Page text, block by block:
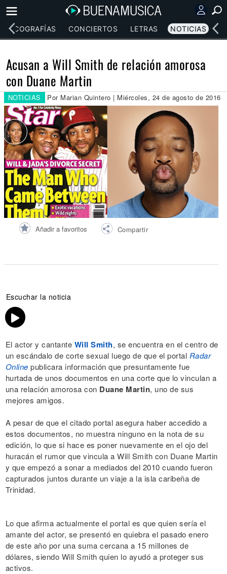
DISCOGRAFÍAS CONCIERTOS LETRAS NOTICIAS
Acusan a Will Smith de relación amorosa
con Duane Martin
NOTICIAS Por Marian Quintero | Miércoles, 24 de agosto de 2016
Añadir a favoritos Compartir
Escuchar la noticia
El actor y cantante Will Smith, se encuentra en el centro de
un escándalo de corte sexual luego de que el portal Radar
Online publicara información que presuntamente fue
hurtada de unos documentos en una corte que lo vinculan a
una relación amorosa con Duane Martin, uno de sus
mejores amigos.
A pesar de que el citado portal asegura haber accedido a
estos documentos, no muestra ninguno en la nota de su
edición, lo que si hace es poner nuevamente en el ojo del
huracán el rumor que vincula a Will Smith con Duane Martin
y que empezó a sonar a mediados del 2010 cuando fueron
capturados juntos durante un viaje a la isla caribeña de
Trinidad.
Lo que afirma actualmente el portal es que quien sería el
amante del actor, se presentó en quiebra el pasado enero
de este año por una suma cercana a 15 millones de
dólares, siendo Will Smith quien lo ayudó a proteger sus
activos.